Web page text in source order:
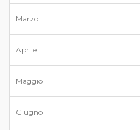
Marzo
Aprile
Maggio
Giugno